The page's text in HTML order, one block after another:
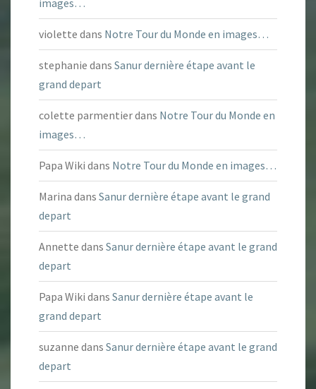
images…
violette dans Notre Tour du Monde en images…
stephanie dans Sanur dernière étape avant le
grand depart
colette parmentierdans Notre Tour du Monde en
images…
Papa Wiki dans Notre Tour du Monde en images…
Marina dans Sanur dernière étape avant le grand
depart
Annette dans Sanur dernière étape avant le grand
depart
Papa Wiki dans Sanur dernière étape avant le
grand depart
suzanne dans Sanur dernière étape avant le grand
depart